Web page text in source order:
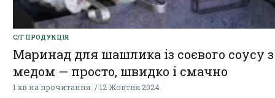
С/Г ПРОДУКЦІЯ
Маринад для шашлика із соєвого coycу з
медом — просто, швидко і смачно
1 хв на прочитання 12 Жовтня 2024